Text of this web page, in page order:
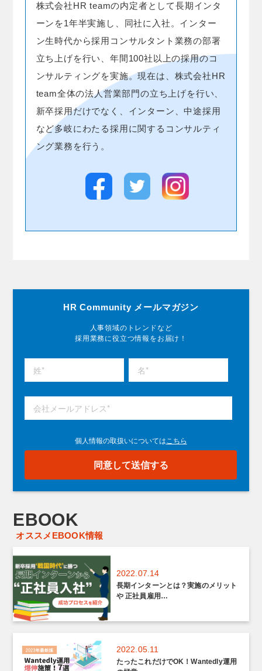
株式会社HR teamの内定者として長期インタ
ーンを1年半実施し、同社に入社。インター
ン生時代から採用コンサルタント業務の部署
立ち上げを行い、年間100社以上の採用のコ
ンサルティングを実施。現在は、株式会社HR
team全体の法人営業部門の立ち上げを行い、
新卒採用だけでなく、インターン、中途採用
など多岐にわたる採用に関するコンサルティ
ング業務を行う。
HR Community メールマガジン
人事領域のトレンドなど
採用業務に役立つ情報をお届け！
EBOOK
オススメEBOOK情報
2022.07.14
長期インターンとは？実施のメリット
や 正社員雇用…
2022.05.11
たったこれだけでOK！Wantedly運用